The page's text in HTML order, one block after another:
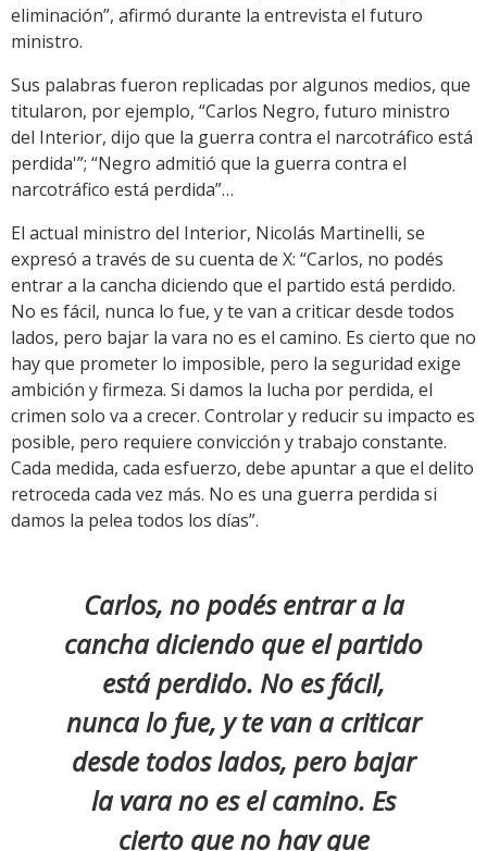
eliminación”, afirmó durante la entrevista el futuro
ministro.
Sus palabras fueron replicadas por algunos medios, que
titularon, por ejemplo, “Carlos Negro, futuro ministro
del Interior, dijo que la guerra contra el narcotráfico está
perdida'”; “Negro admitió que la guerra contra el
narcotráfico está perdida”…
El actual ministro del Interior, Nicolás Martinelli, se
expresó a través de su cuenta de X: “Carlos, no podés
entrar a la cancha diciendo que el partido está perdido.
No es fácil, nunca lo fue, y te van a criticar desde todos
lados, pero bajar la vara no es el camino. Es cierto que no
hay que prometer lo imposible, pero la seguridad exige
ambición y firmeza. Si damos la lucha por perdida, el
crimen solo va a crecer. Controlar y reducir su impacto es
posible, pero requiere convicción y trabajo constante.
Cada medida, cada esfuerzo, debe apuntar a que el delito
retroceda cada vez más. No es una guerra perdida si
damos la pelea todos los días”.
Carlos, no podés entrar a la
cancha diciendo que el partido
está perdido. No es fácil,
nunca lo fue, y te van a criticar
desde todos lados, pero bajar
la vara no es el camino. Es
cierto que no hay que